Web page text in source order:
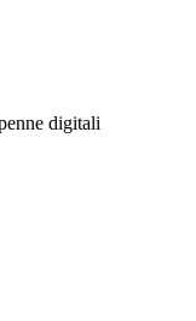
digitali